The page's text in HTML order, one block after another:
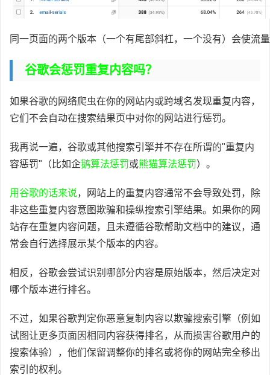
同一页面的两个版本（一个有尾部斜杠，一个没有）会使流
谷歌会惩罚重复内容吗？
如果谷歌的网络爬虫在你的网站内或跨域名发现重复内容，
它们不会自动在搜索结果页中对你的网站进行惩罚。
我再说一遍，谷歌或其他搜索引擎并不存在所谓的"重复内
容惩罚"（比如企鹅算法惩罚或熊猫算法惩罚）。
用谷歌的话来说，网站上的重复内容通常不会导致处罚，除
非这些重复内容意图欺骗和操纵搜索引擎结果。如果你的网
站存在重复内容问题，且未遵循谷歌帮助文档中的建议，通
常会自行选择展示某个版本的内容。
相反，谷歌会尝试识别哪部分内容是原始版本，然后决定对
哪个版本进行排名。
不过，如果谷歌判定你恶意复制内容以欺骗搜索引擎（例如
试图让更多页面因相同内容获得排名，从而损害谷歌用户的
搜索体验），他们保留调整你的排名或将你的网站完全移出
索引的权利。